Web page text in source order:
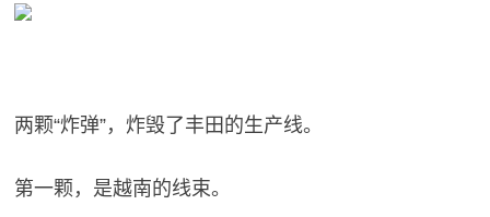
两颗“炸弹”，炸毁了丰田的生产线。
第一颗，是越南的线束。